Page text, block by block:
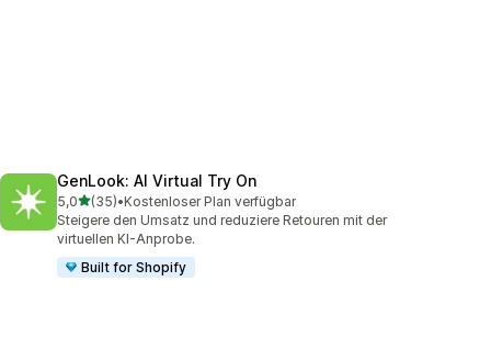
GenLook: AI Virtual Try On
5,0von 5 Sternen
(35)
35 Rezensionen insgesamt
•Kostenloser Plan verfügbar
Steigere den Umsatz und reduziere Retouren mit der
virtuellen KI-Anprobe.
Built for Shopify